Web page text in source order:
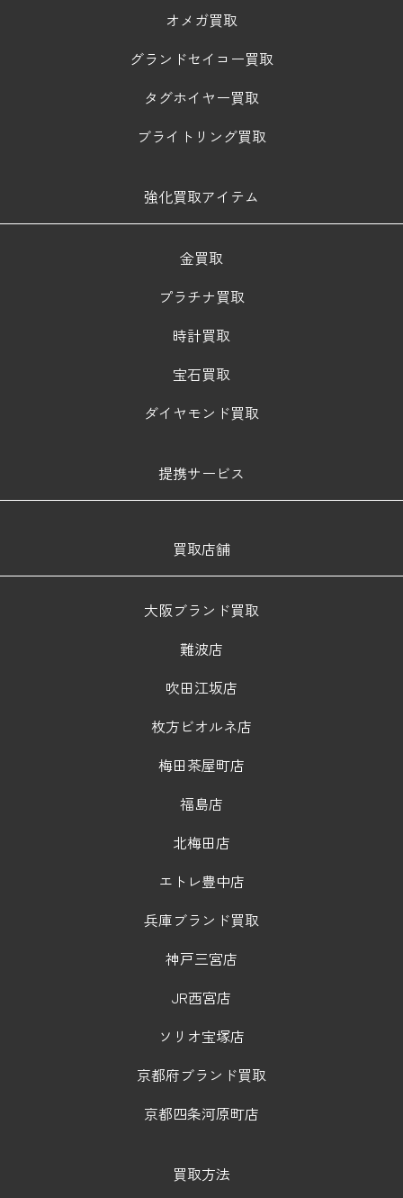
オメガ買取
グランドセイコー買取
タグホイヤー買取
ブライトリング買取
強化買取アイテム
金買取
プラチナ買取
時計買取
宝石買取
ダイヤモンド買取
提携サービス
買取店舗
大阪ブランド買取
難波店
吹田江坂店
枚方ビオルネ店
梅田茶屋町店
福島店
北梅田店
エトレ豊中店
兵庫ブランド買取
神戸三宮店
JR西宮店
ソリオ宝塚店
京都府ブランド買取
京都四条河原町店
買取方法